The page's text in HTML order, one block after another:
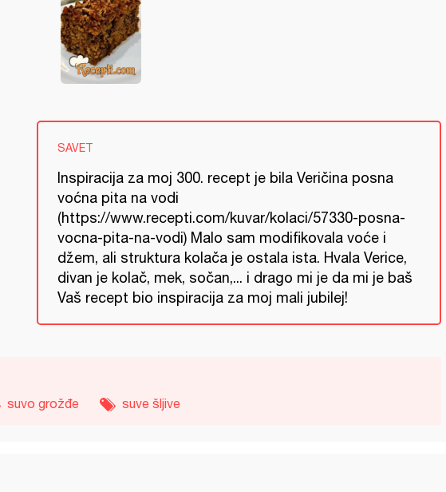
SAVET
Inspiracija za moj 300. recept je bila Veričina posna
voćna pita na vodi
(https://www.recepti.com/kuvar/kolaci/57330-posna-
vocna-pita-na-vodi) Malo sam modifikovala voće i
džem, ali struktura kolača je ostala ista. Hvala Verice,
divan je kolač, mek, sočan,... i drago mi je da mi je baš
Vaš recept bio inspiracija za moj mali jubilej!
suvo grožđe suve šljive